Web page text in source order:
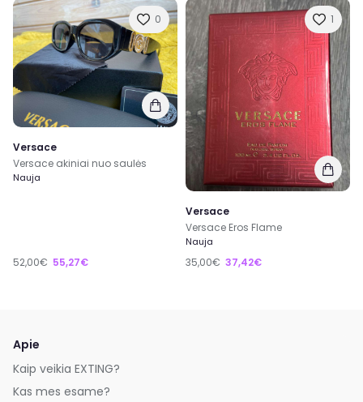
0
Versace
Versace akiniai nuo saulės
Nauja
52,00€ 55,27€
1
Versace
Versace Eros Flame
Nauja
35,00€ 37,42€
Apie
Kaip veikia EXTING?
Kas mes esame?